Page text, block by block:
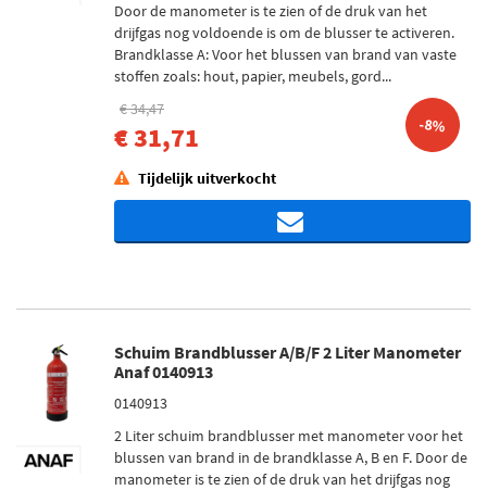
Door de manometer is te zien of de druk van het
drijfgas nog voldoende is om de blusser te activeren.
Brandklasse A: Voor het blussen van brand van vaste
stoffen zoals: hout, papier, meubels, gord...
€ 34,47
€ 31,71 -8%
Tijdelijk uitverkocht
Schuim Brandblusser A/B/F 2 Liter Manometer
Anaf 0140913
0140913
2 Liter schuim brandblusser met manometer voor het
blussen van brand in de brandklasse A, B en F. Door de
manometer is te zien of de druk van het drijfgas nog